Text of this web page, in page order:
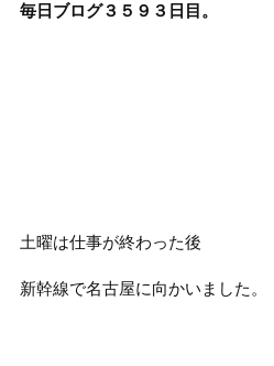
毎日ブログ３５９３ 日目。
土曜は仕事が終わった後
新幹線で名古屋に向かいました。